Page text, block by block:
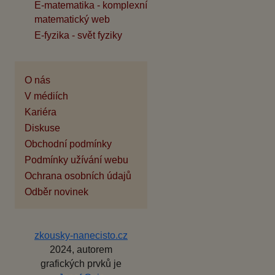
E-matematika - komplexní
matematický web
E-fyzika - svět fyziky
O nás
V médiích
Kariéra
Diskuse
Obchodní podmínky
Podmínky užívání webu
Ochrana osobních údajů
Odběr novinek
zkousky-nanecisto.cz
2024, autorem
grafických prvků je